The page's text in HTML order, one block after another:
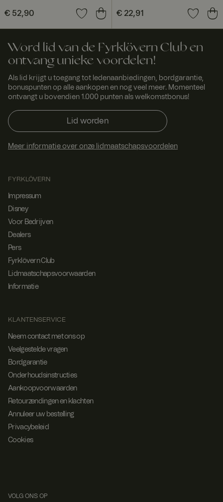
Prijs:€ 52,90
€ 52,90 Prijs:€ 22,91
€ 22,91
Word lid van de Fyrklövern Club en
ontvang unieke voordelen!
Als lid krijgt u toegang tot ledenaanbiedingen, bordgarantie,
bonuspunten op alle aankopen en nog veel meer. Momenteel
ontvangt u bovendien 1.000 punten als welkomstbonus!
Lid worden
Meer informatie over onze lidmaatschapsvoordelen
FYRKLÖVERN
Impressum
Disney
Voor Bedrijven
Dealers
Pers
Fyrklövern Club
Lidmaatschapsvoorwaarden
Informatie
KLANTENSERVICE
Neem contact met ons op
Veelgestelde vragen
Bordgarantie
Onderhoudsinstructies
Aankoopvoorwaarden
Retourzendingen en klachten
Annuleer uw bestelling
Privacybeleid
Cookies
VOLG ONS OP